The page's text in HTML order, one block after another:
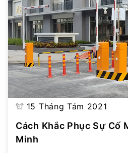
15 Tháng Tám 2021
Cách Khắc Phục Sự Cố
Minh